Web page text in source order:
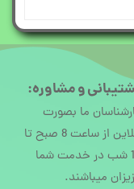
و مشاوره:
ما بصورت
آنلاین از ساعت 8 صبح تا
10 شب در خدمت شما
میباشند.